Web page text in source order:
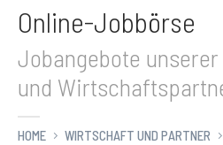
Online-Jobbörse
Jobangebote
und
HOME WIRTSCHAFT UND PARTNER